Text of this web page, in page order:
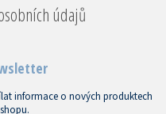
údajů
informace o nových produktech